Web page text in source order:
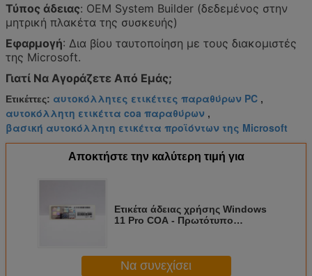
Τύπος άδειας: OEM System Builder (δεδεμένος στην
μητρική πλακέτα της συσκευής)
Εφαρμογή: Δια βίου ταυτοποίηση με τους διακομιστές
της Microsoft.
Γιατί Να Αγοράζετε Από Εμάς;
Ετικέττες: αυτοκόλλητες ετικέττες παραθύρων PC ,
αυτοκόλλητη ετικέττα coa παραθύρων ,
βασική αυτοκόλλητη ετικέττα προϊόντων της Microsoft
Αποκτήστε την καλύτερη τιμή για
Ετικέτα άδειας χρήσης Windows
11 Pro COA - Πρωτότυπο
Να συνεχίσει